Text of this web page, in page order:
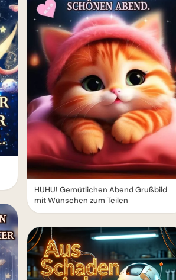
HUHU! Gemütlichen Abend Grußbild
mit Wünschen zum Teilen